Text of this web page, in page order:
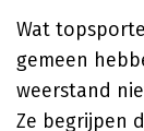
Wat
gemeen
weerstand
Ze begrijpen